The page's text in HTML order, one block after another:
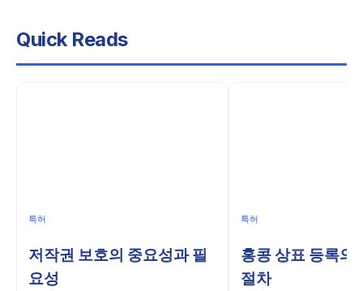
중
정
next
web.
록
Quick Reads
특허
저작권 보호의 중요성과 필
요성
특허
홍콩 상표 등록의
절차